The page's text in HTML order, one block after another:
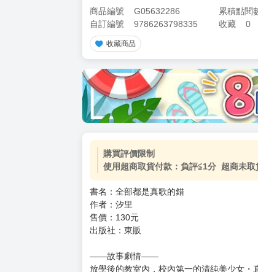
商品編號 G05632286 累積點閱
自訂編號
9786263798335 收藏 0
收藏商品
購買評價限制
使用超商取貨付款：負評≦1分 超商未
書名：全部都是真歌的錯
作者：汐里
售價：130元
出版社：東販
——故事劇情——
放學後的教室內，校內第一的清純美少女・